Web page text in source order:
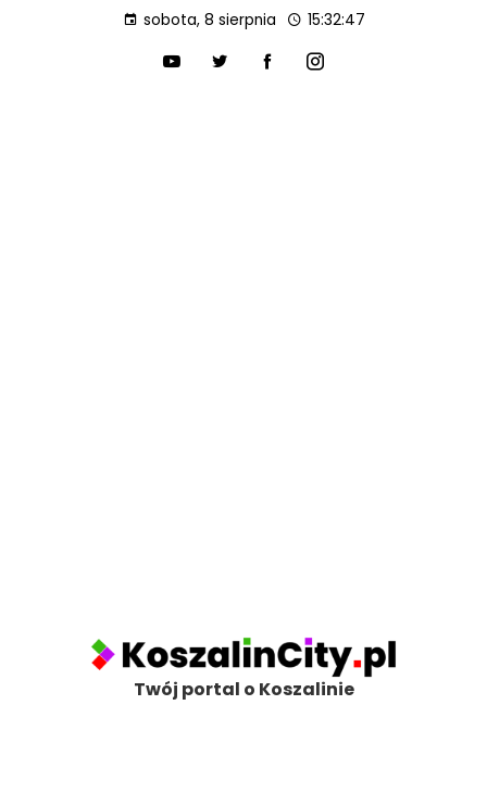
sobota, 8 sierpnia 15:32:48
Twój portal o Koszalinie